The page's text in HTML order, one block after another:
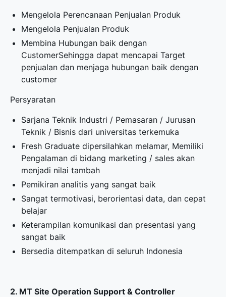
Mengelola Perencanaan Penjualan Produk
Mengelola Penjualan Produk
Membina Hubungan baik dengan
CustomerSehingga dapat mencapai Target
penjualan dan menjaga hubungan baik dengan
customer
Persyaratan
Sarjana Teknik Industri / Pemasaran / Jurusan
Teknik / Bisnis dari universitas terkemuka
Fresh Graduate dipersilahkan melamar, Memiliki
Pengalaman di bidang marketing / sales akan
menjadi nilai tambah
Pemikiran analitis yang sangat baik
Sangat termotivasi, berorientasi data, dan cepat
belajar
Keterampilan komunikasi dan presentasi yang
sangat baik
Bersedia ditempatkan di seluruh Indonesia
2. MT Site Operation Support & Controller